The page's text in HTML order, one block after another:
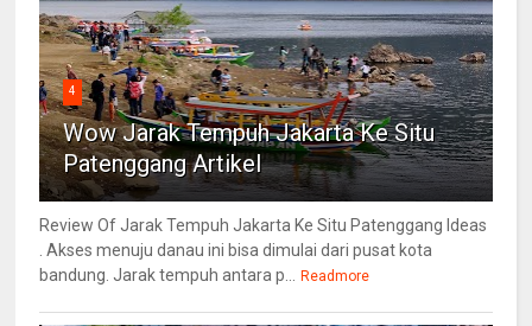
4
Wow Jarak Tempuh Jakarta Ke Situ
Patenggang Artikel
Review Of Jarak Tempuh Jakarta Ke Situ Patenggang Ideas
. Akses menuju danau ini bisa dimulai dari pusat kota
bandung. Jarak tempuh antara p...
Readmore